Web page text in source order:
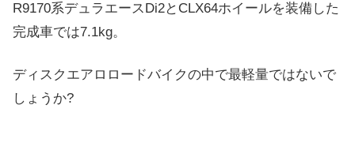
R9170系デュラエースDi2とCLX64ホイールを装備した
完成車では7.1kg。
ディスクエアロロードバイクの中で最軽量ではないで
しょうか?